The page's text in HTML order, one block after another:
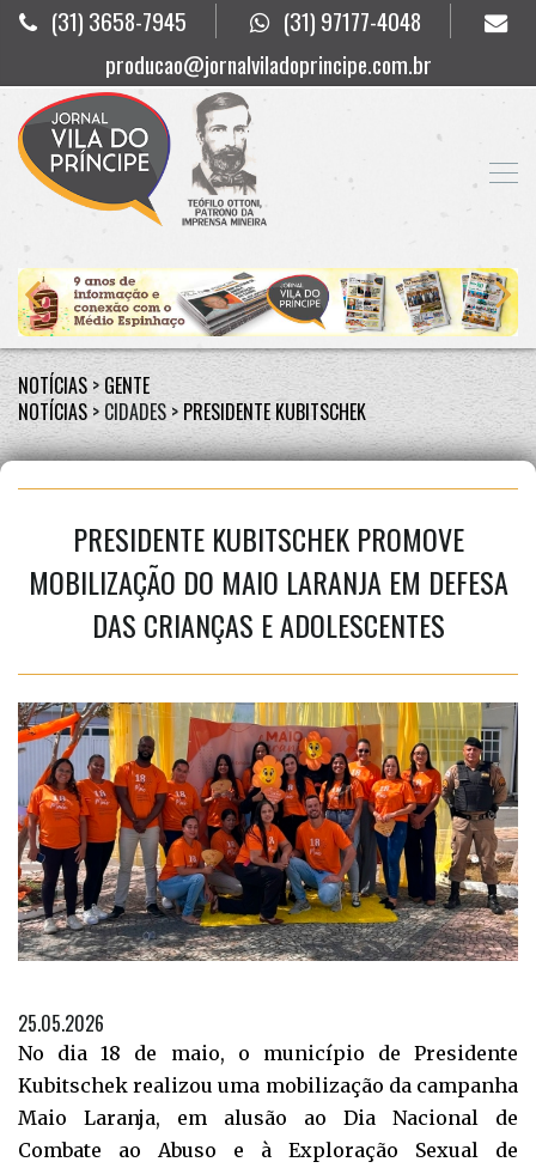
(31) 3658-7945
(31) 97177-4048
producao@jornalviladoprincipe.com.br
NOTÍCIAS > GENTE
NOTÍCIAS > CIDADES > PRESIDENTE KUBITSCHEK
PRESIDENTE KUBITSCHEK PROMOVE
MOBILIZAÇÃO DO MAIO LARANJA EM DEFESA
DAS CRIANÇAS E ADOLESCENTES
25.05.2026
No dia 18 de maio, o município de Presidente
Kubitschek realizou uma mobilização da campanha
Maio Laranja, em alusão ao Dia Nacional de
Combate ao Abuso e à Exploração Sexual de